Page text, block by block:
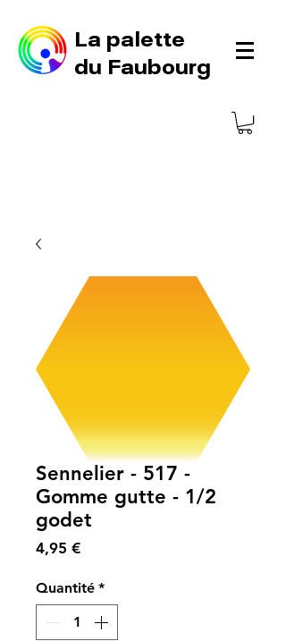
La palette
du Faubourg
Sennelier - 517 -
Gomme gutte - 1/2
godet
4,95 €Prix
Quantité *